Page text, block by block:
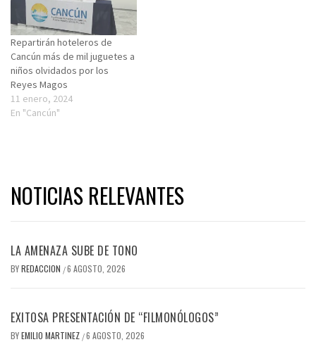
Repartirán hoteleros de
Cancún más de mil juguetes a
niños olvidados por los
Reyes Magos
11 enero, 2024
En "Cancún"
NOTICIAS RELEVANTES
LA AMENAZA SUBE DE TONO
BYREDACCION /6 AGOSTO, 2026
EXITOSA PRESENTACIÓN DE “FILMONÓLOGOS”
BYEMILIO MARTINEZ /6 AGOSTO, 2026